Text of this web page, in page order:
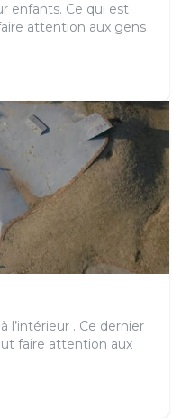
enfants. Ce qui est
attention aux gens
l’intérieur . Ce dernier
faire attention aux